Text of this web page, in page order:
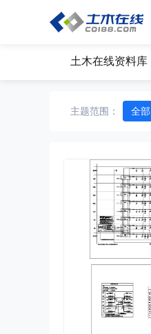
土木在线资料库
主题范围： 全部